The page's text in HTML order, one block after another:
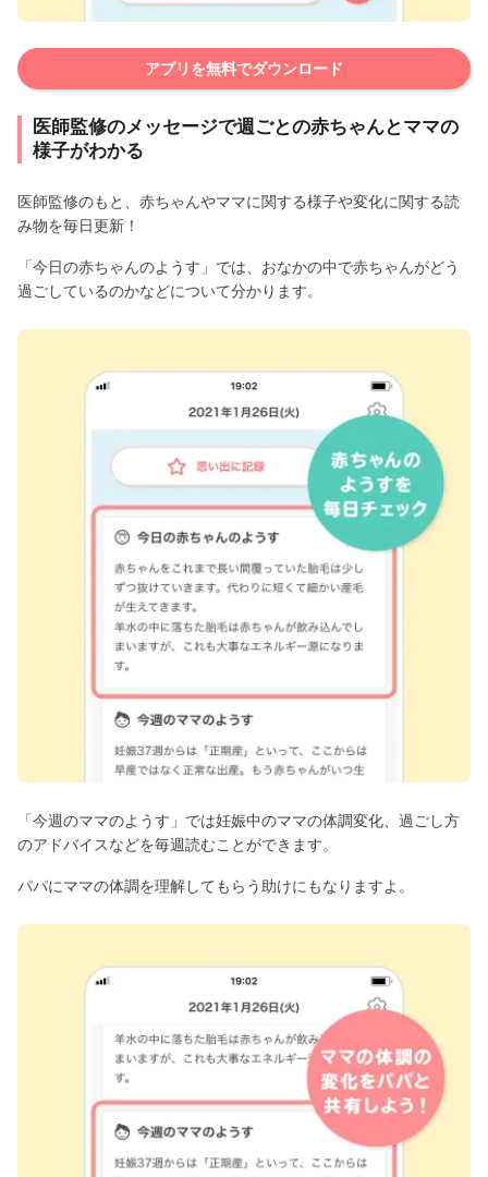
アプリを無料でダウンロード
医師監修のメッセージで週ごとの赤ちゃんとママの
様子がわかる
医師監修のもと、赤ちゃんやママに関する様子や変化に関する読
み物を毎日更新！
「今日の赤ちゃんのようす」では、おなかの中で赤ちゃんがどう
過ごしているのかなどについて分かります。
「今週のママのようす」では妊娠中のママの体調変化、過ごし方
のアドバイスなどを毎週読むことができます。
パパにママの体調を理解してもらう助けにもなりますよ。